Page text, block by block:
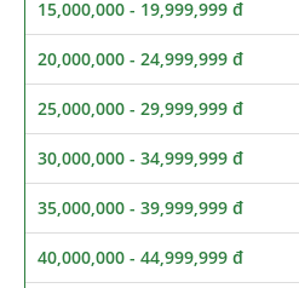
15,000,000 - 19,999,999 đ
20,000,000 - 24,999,999 đ
25,000,000 - 29,999,999 đ
30,000,000 - 34,999,999 đ
35,000,000 - 39,999,999 đ
40,000,000 - 44,999,999 đ